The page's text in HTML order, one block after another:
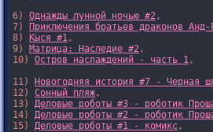
6) Однажды лунной ночью #2,
7)
Приключения братьев драконов
8)
Кыся #1,
9) Матрица: Наследие #2,
10) Остров наслаждений - часть 1,
11)
Новогодняя история #7 - Черная
12) Сонный пляж,
13) Деловые роботы #3 - роботик
14) Деловые роботы #2 - роботик
15) Деловые роботы #1 - комикс,